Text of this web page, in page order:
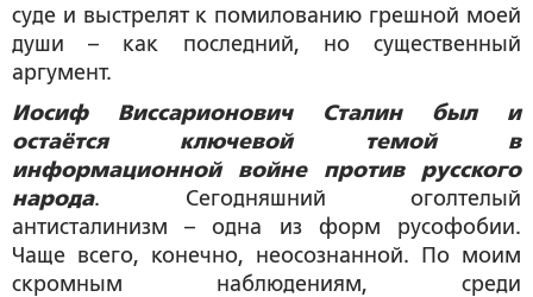
суде и выстрелят к помилованию грешной моей
души – как последний, но существенный
аргумент.
Иосиф Виссарионович Сталин был и
остаётся ключевой темой в
информационной войне против русского
народа. Сегодняшний оголтелый
антисталинизм – одна из форм русофобии.
Чаще всего, конечно, неосознанной. По моим
скромным наблюдениям, среди